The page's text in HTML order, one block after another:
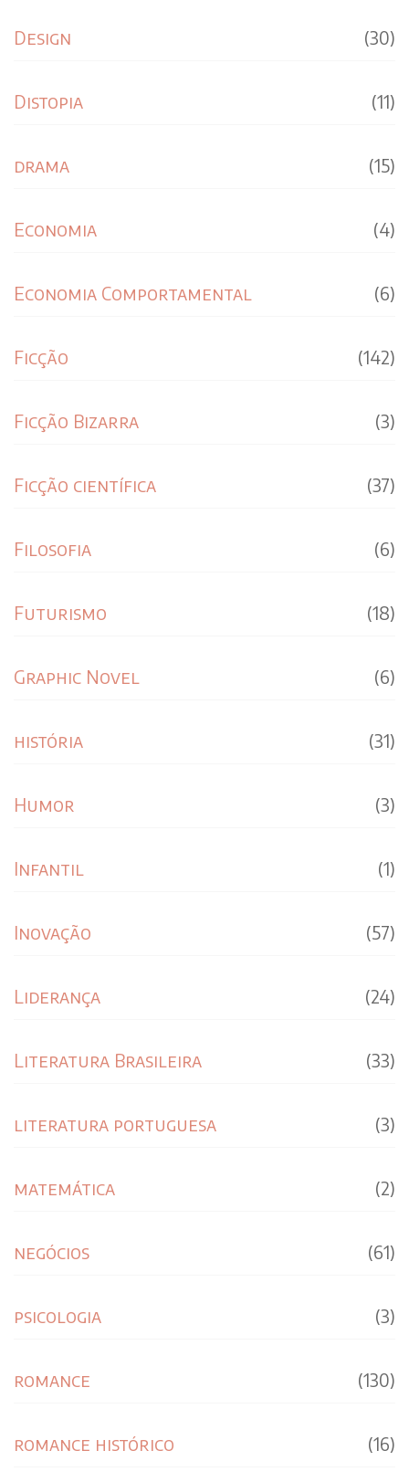
Design (30)
Distopia (11)
drama (15)
Economia (4)
Economia Comportamental (6)
Ficção (142)
Ficção Bizarra (3)
Ficção científica (37)
Filosofia (6)
Futurismo (18)
Graphic Novel (6)
história (31)
Humor (3)
Infantil (1)
Inovação (57)
Liderança (24)
Literatura Brasileira (33)
literatura portuguesa (3)
matemática (2)
negócios (61)
psicologia (3)
romance (130)
romance histórico (16)